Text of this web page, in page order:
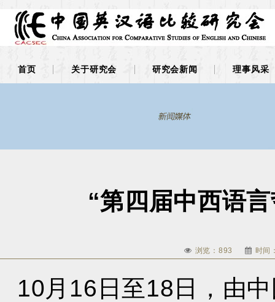
首页 关于研究会 研究会新闻 理事风采
“第四届中西语
浏览： 893 时间
10月16日至18日，由